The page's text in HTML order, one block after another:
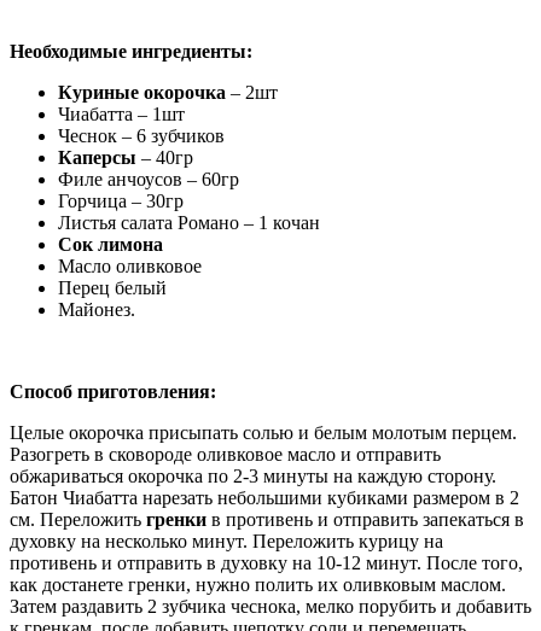
Необходимые ингредиенты:
Куриные окорочка – 2шт
Чиабатта – 1шт
Чеснок – 6 зубчиков
Каперсы – 40гр
Филе анчоусов – 60гр
Горчица – 30гр
Листья салата Романо – 1 кочан
Сок лимона
Масло оливковое
Перец белый
Майонез.
Способ приготовления:
Целые окорочка присыпать солью и белым молотым перцем.
Разогреть в сковороде оливковое масло и отправить
обжариваться окорочка по 2-3 минуты на каждую сторону.
Батон Чиабатта нарезать небольшими кубиками размером в 2
см. Переложить гренки в противень и отправить запекаться в
духовку на несколько минут. Переложить курицу на
противень и отправить в духовку на 10-12 минут. После того,
как достанете гренки, нужно полить их оливковым маслом.
Затем раздавить 2 зубчика чеснока, мелко порубить и добавить